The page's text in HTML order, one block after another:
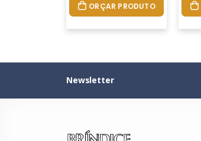
ORÇAR PRODUTO
Newsletter